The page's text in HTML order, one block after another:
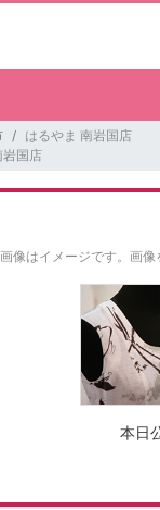
はるやま 南岩国店
岩国店
画像はイメージです。 画像
本日